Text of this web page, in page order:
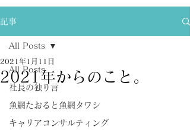
記事
All Posts
社長の独り言
魚網たおると魚網タワシ
キャリアコンサルティング
All Posts
2021年からのこと。
2021年1月11日